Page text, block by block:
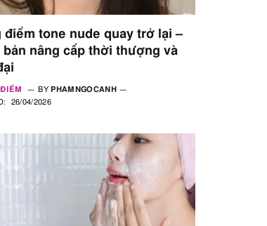
điểm tone nude quay trở lại –
bản nâng cấp thời thượng và
BY PHAMNGOCANH
26/04/2026